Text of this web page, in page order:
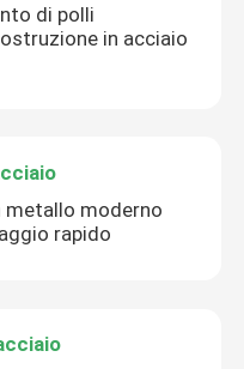
di polli
in acciaio
metallo moderno
rapido